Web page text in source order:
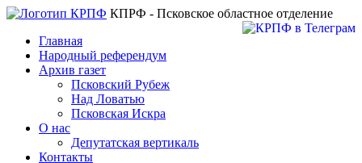
КПРФ - Псковское областное отделение
Главная
Народный референдум
Архив газет
Псковский Рубеж
Над Ловатью
Псковская Искра
О нас
Депутатская вертикаль
Контакты